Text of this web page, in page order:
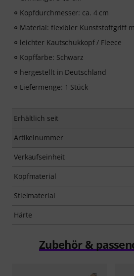
Kopfdurchmesser: ca. 4 cm
Material: flexibler Kunststoffgriff
leichter Kautschukkopf / Fleece
Kopffarbe: Schwarz
hergestellt in Deutschland
Liefermenge: 1 Stück
Erhältlich seit
Artikelnummer
Verkaufseinheit
Kopfmaterial
Stielmaterial
Härte
Zubehör &